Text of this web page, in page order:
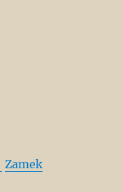
Zamek